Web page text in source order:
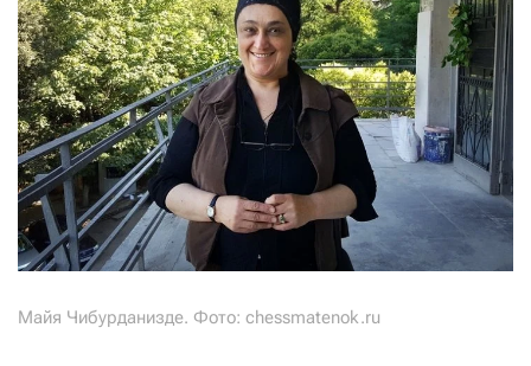
Майя Чибурданизде. Фото: chessmatenok.ru